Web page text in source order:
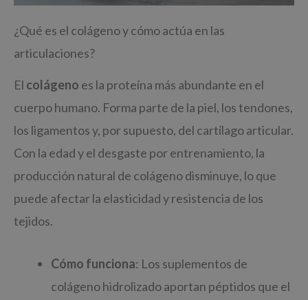
¿Qué es el colágeno y cómo actúa en las
articulaciones?
El colágeno es la proteína más abundante en el
cuerpo humano. Forma parte de la piel, los tendones,
los ligamentos y, por supuesto, del cartílago articular.
Con la edad y el desgaste por entrenamiento, la
producción natural de colágeno disminuye, lo que
puede afectar la elasticidad y resistencia de los
tejidos.
Cómo funciona: Los suplementos de
colágeno hidrolizado aportan péptidos que el